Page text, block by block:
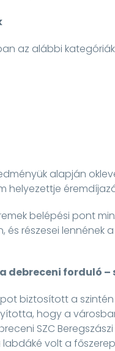
az alábbi
alapján
helyezettje
belépési pont
és részesei
debreceni forduló –
biztosított a
hogy a
SZC
volt a